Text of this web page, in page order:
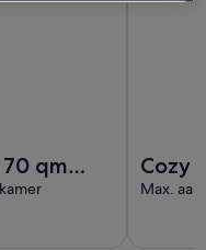
qm
Cozy
Max.